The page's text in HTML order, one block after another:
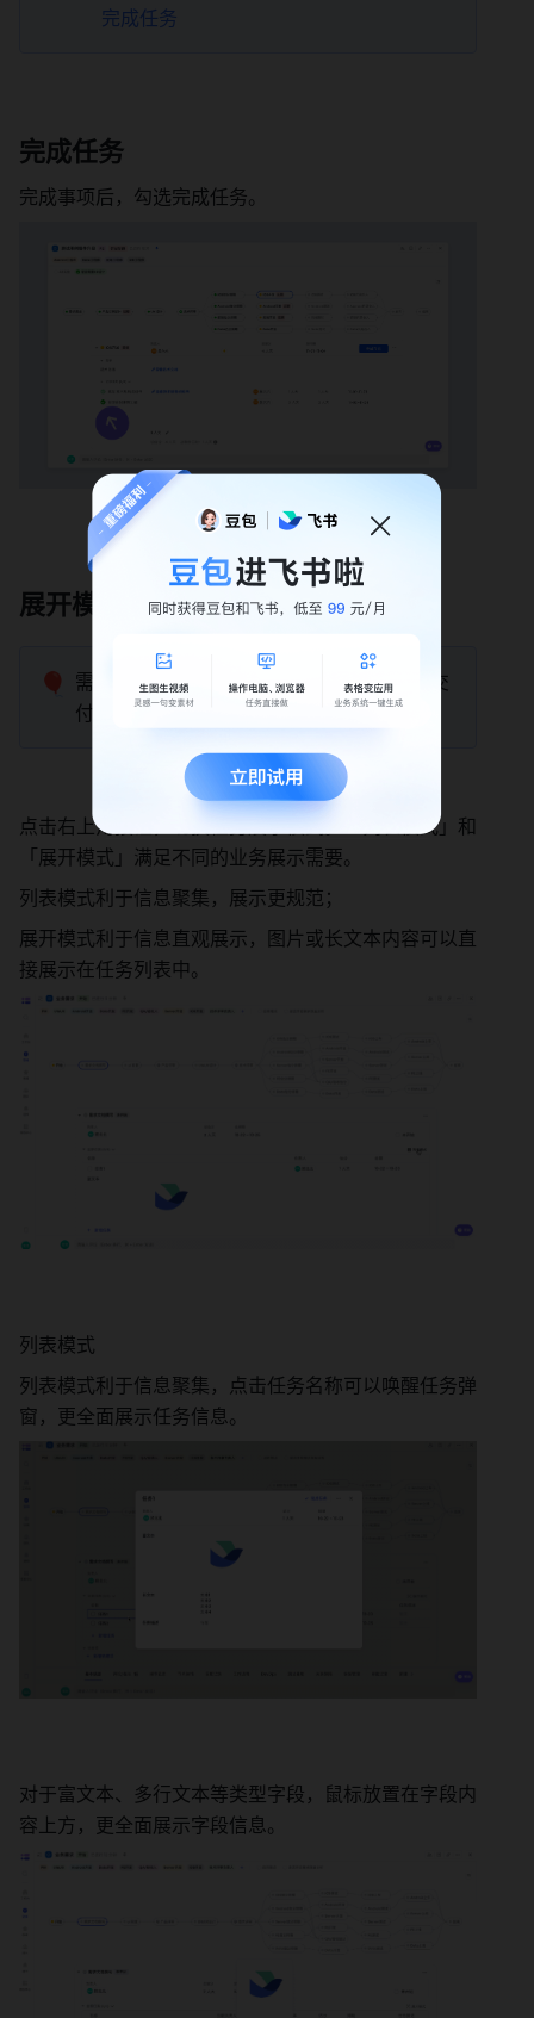
完成任务
完成任务
完成事项后，勾选完成任务。
展开模式/列表模式
🎈
需要注意的是，在任务存在自定义字段 或 交
付物字段的情况下，才会出现切换按钮。
点击右上角按钮，切换任务展示模式。「列表模式」和
「展开模式」满足不同的业务展示需要。
列表模式利于信息聚集，展示更规范；
展开模式利于信息直观展示，图片或长文本内容可以直
接展示在任务列表中。
列表模式
列表模式利于信息聚集，点击任务名称可以唤醒任务弹
窗，更全面展示任务信息。
对于富文本、多行文本等类型字段，鼠标放置在字段内
容上方，更全面展示字段信息。